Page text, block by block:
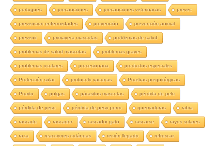
portugués precauciones precauciones veterinarias prevec
prevencion enfermedades prevención prevención animal
prevenir primavera mascotas problemas de salud
problemas de salud mascotas problemas graves
problemas oculares procesionaria productos especiales
Protección solar protocolo vacunas Pruebas prequirúrgicas
Prurito pulgas párasitos mascotas pérdida de pelo
pérdida de peso pérdida de peso perro quemaduras rabia
rascado rascador rascador gato rascarse rayos solares
raza reacciones cutáneas recién llegado refrescar